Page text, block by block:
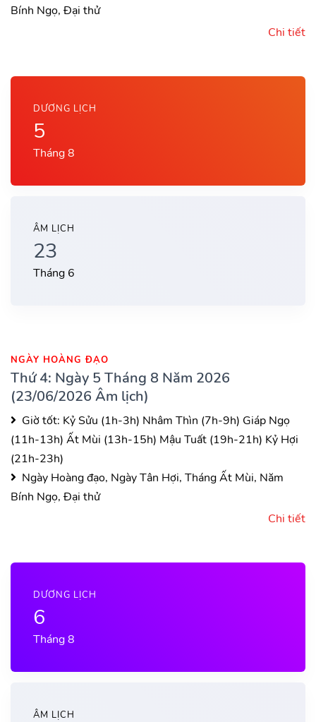
Bính Ngọ, Đại thử
Chi tiết
DƯƠNG LỊCH
5
Tháng 8
ÂM LỊCH
23
Tháng 6
NGÀY HOÀNG ĐẠO
Thứ 4: Ngày 5 Tháng 8 Năm 2026
(23/06/2026 Âm lịch)
Giờ tốt: Kỷ Sửu (1h-3h) Nhâm Thìn (7h-9h) Giáp Ngọ
(11h-13h) Ất Mùi (13h-15h) Mậu Tuất (19h-21h) Kỷ Hợi
(21h-23h)
Ngày Hoàng đạo, Ngày Tân Hợi, Tháng Ất Mùi, Năm
Bính Ngọ, Đại thử
Chi tiết
DƯƠNG LỊCH
6
Tháng 8
ÂM LỊCH